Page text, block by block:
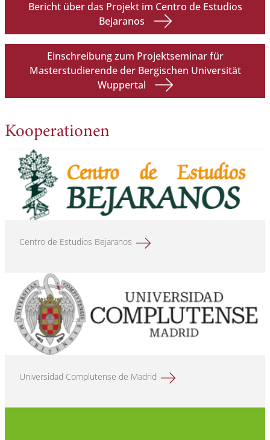
Bericht über das Projekt im Centro de Estudios
Bejaranos
Einschreibung zum Projektseminar für
Masterstudierende der Bergischen Universität
Wuppertal
Kooperationen
Centro de Estudios Bejaranos Mehr erfahren über
Universidad Complutense de Madrid Mehr erfahren über